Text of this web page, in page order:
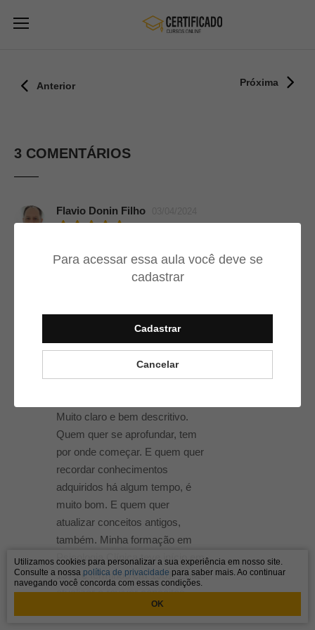
Para acessar essa aula você deve se
cadastrar
Cadastrar
Cancelar
Anterior Próxima
3 COMENTÁRIOS
Flavio Donin Filho
Marcia Nunes 02/07/2023
Muito claro e bem descritivo.
Quem quer se aprofundar, tem
por onde começar. E quem quer
recordar conhecimentos
adquiridos há algum tempo, é
muito bom. E quem quer
atualizar conceitos antigos,
também. Minha formação em
Psicologia Clínica teve início em
1975 e terminou em 1981. Então,
atualizar e reviver conceitos,
Utilizamos cookies para personalizar a sua experiência em nosso site.
Consulte a nossa política de privacidade para saber mais. Ao continuar
navegando você concorda com essas condições.
OK